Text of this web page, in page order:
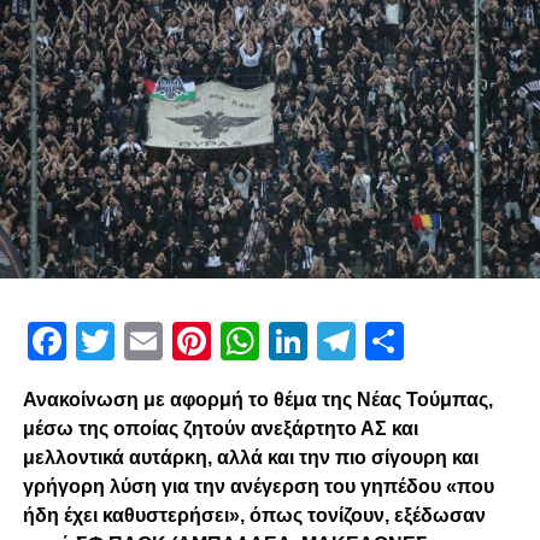
Facebook
Twitter
EmailPinterest
WhatsApp
LinkedIn
Telegram
Ανακοίνωση με αφορμή το θέμα της Νέας Τούμπας,
μέσω της οποίας ζητούν ανεξάρτητο ΑΣ και
μελλοντικά αυτάρκη, αλλά και την πιο σίγουρη και
γρήγορη λύση για την ανέγερση του γηπέδου «που
ήδη έχει καθυστερήσει», όπως τονίζουν, εξέδωσαν